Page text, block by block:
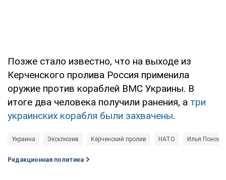
Позже стало известно, что на выходе из
Керченского пролива Россия применила
оружие против кораблей ВМС Украины. В
итоге два человека получили ранения, а три
украинских корабля были захвачены.
Украина Эксклюзив Керченский пролив НАТО Илья
Редакционная политика